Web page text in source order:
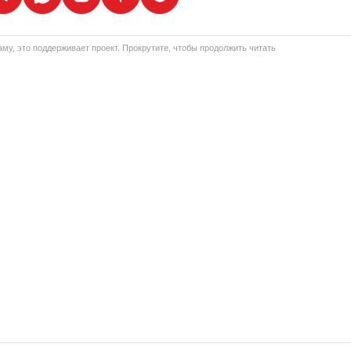
это поддерживает проект. Прокрутите, чтобы продолжить читать